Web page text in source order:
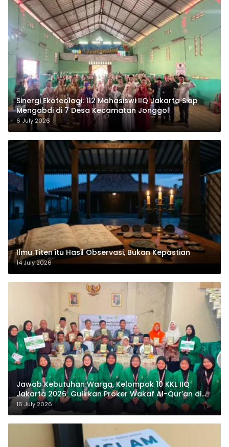
‎Sinergi Ekoteologi: 112 Mahasiswi IIQ Jakarta Siap
Mengabdi di 7 Desa Kecamatan Jonggol
6 July 2026
Ilmu Titen itu Hasil Observasi, Bukan Kepastian
14 July 2026
Jawab Kebutuhan Warga, Kelompok 10 KKL IIQ
Jakarta 2026 Gulirkan Proker Wakaf Al-Qur’an di
Sukamanah
16 July 2026